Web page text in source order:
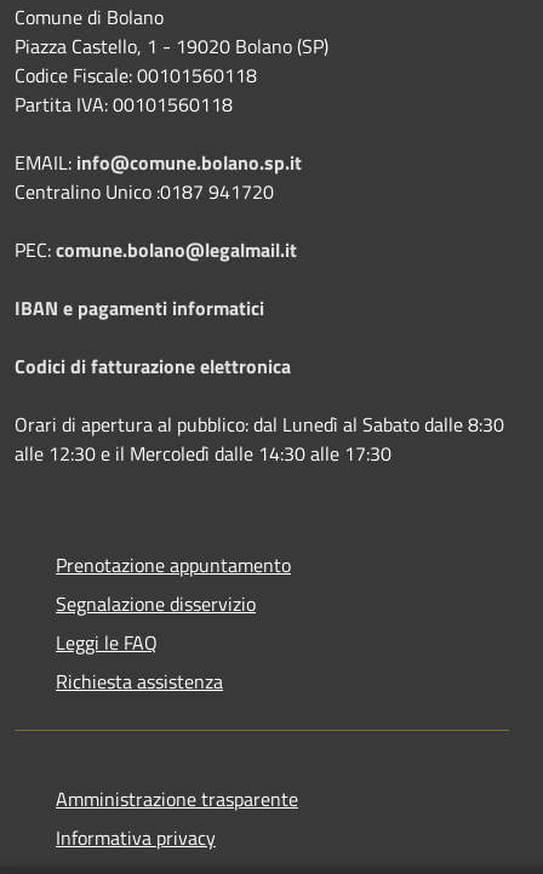
Comune di Bolano
Piazza Castello, 1 - 19020 Bolano (SP)
Codice Fiscale: 00101560118
Partita IVA: 00101560118
EMAIL: info@comune.bolano.sp.it
Centralino Unico :0187 941720
PEC:comune.bolano@legalmail.it
IBAN e pagamenti informatici
Codici di fatturazione elettronica
Orari di apertura al pubblico: dal Lunedì al Sabato dalle 8:30
alle 12:30 e il Mercoledì dalle 14:30 alle 17:30
Prenotazione appuntamento
Segnalazione disservizio
Leggi le FAQ
Richiesta assistenza
Amministrazione trasparente
Informativa privacy